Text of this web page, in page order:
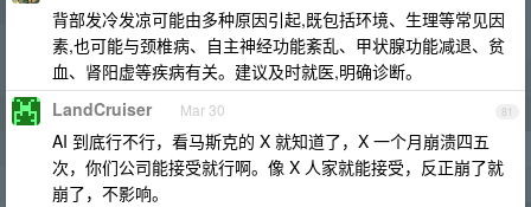
背部发冷发凉可能由多种原因引起,既包括环境、生理等常见因
素,也可能与颈椎病、自主神经功能紊乱、甲状腺功能减退、贫
血、肾阳虚等疾病有关。建议及时就医,明确诊断。
81
LandCruiser Mar 30
AI 到底行不行，看马斯克的 X 就知道了，X 一个月崩溃四五
次，你们公司能接受就行啊。像 X 人家就能接受，反正崩了就
崩了，不影响。